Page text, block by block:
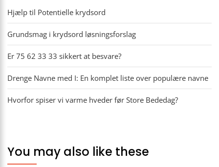
Hjælp til Potentielle krydsord
Grundsmag i krydsord løsningsforslag
Er 75 62 33 33 sikkert at besvare?
Drenge Navne med I: En komplet liste over populære navne
Hvorfor spiser vi varme hveder før Store Bededag?
You may also like these